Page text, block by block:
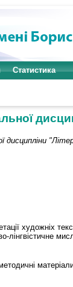
Статистика
дисципліни
художніх